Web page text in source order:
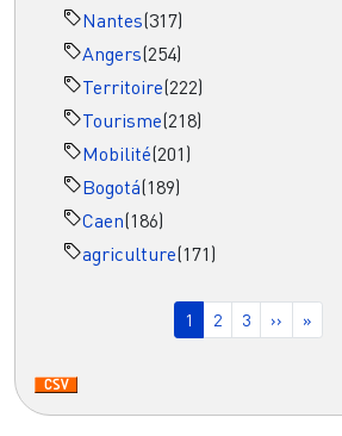
Nantes(317)
Angers(254)
Territoire(222)
Tourisme(218)
Mobilité(201)
Bogotá(189)
Caen(186)
agriculture(171)
Page courante
1 Page
2 Page
3 Page
›› »